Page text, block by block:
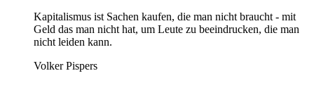
Kapitalismus ist Sachen kaufen, die man nicht braucht - mit
Geld das man nicht hat, um Leute zu beeindrucken, die man
nicht leiden kann.
Volker Pispers